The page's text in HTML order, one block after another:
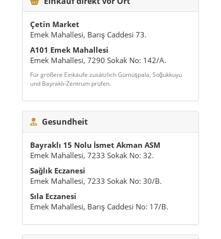
Çetin Market
Emek Mahallesi, Barış Caddesi 73.
A101 Emek Mahallesi
Emek Mahallesi, 7290 Sokak No: 142/A.
Für größere Einkäufe zusätzlich Gümüşpala, Soğukkuyu
und Bayraklı-Zentrum prüfen.
Gesundheit
Bayraklı 15 Nolu İsmet Akman ASM
Emek Mahallesi, 7233 Sokak No: 32.
Sağlık Eczanesi
Emek Mahallesi, 7233 Sokak No: 30/B.
Sıla Eczanesi
Emek Mahallesi, Barış Caddesi No: 17/B.